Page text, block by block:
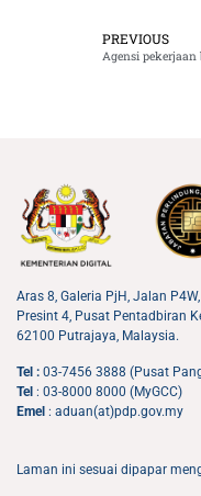
PREVIOUS
Aras 8, Galeria PjH, Jalan
Presint 4, Pusat Pentadbiran
62100 Putrajaya, Malaysia.
Tel : 03-7456 3888 (Pusat
Tel : 03-8000 8000 (MyGCC)
Emel : aduan(at)pdp.gov.my
Laman ini sesuai dipapar